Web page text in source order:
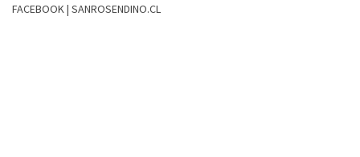
FACEBOOK | SANROSENDINO.CL